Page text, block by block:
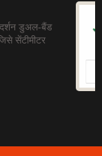
डुअल-बैंड
सेंटीमीटर